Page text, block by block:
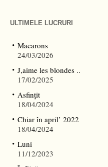
ULTIMELE LUCRURI
Macarons
24/03/2026
J,aime les blondes ..
17/02/2025
Asfințit
18/04/2024
Chiar în april’ 2022
18/04/2024
Luni
11/12/2023